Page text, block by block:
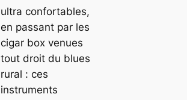
ultra confortables,
en passant par les
cigar box venues
tout droit du blues
rural : ces
instruments